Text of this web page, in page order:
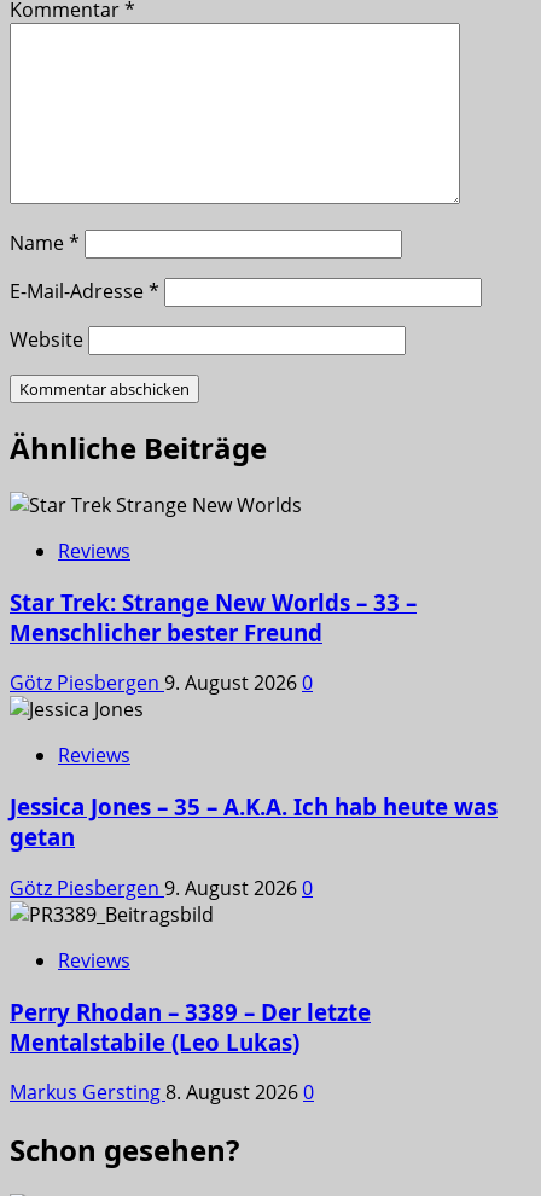
Kommentar*
Name*
E-Mail-Adresse*
Website
Ähnliche Beiträge
Reviews
Star Trek: Strange New Worlds – 33 –
Menschlicher bester Freund
Götz Piesbergen 9. August 20260
Reviews
Jessica Jones – 35 – A.K.A. Ich hab heute was
getan
Götz Piesbergen 9. August 20260
Reviews
Perry Rhodan – 3389 – Der letzte
Mentalstabile (Leo Lukas)
Markus Gersting8. August 20260
Schon gesehen?